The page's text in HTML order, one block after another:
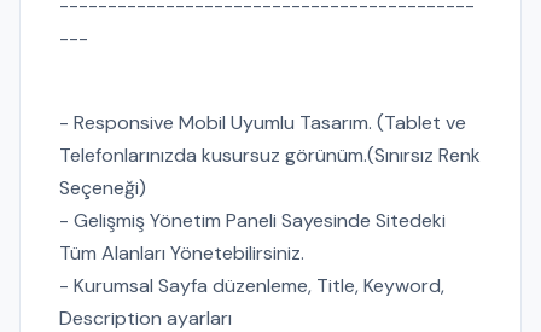
-------------------------------------------
---
- Responsive Mobil Uyumlu Tasarım. (Tablet ve
Telefonlarınızda kusursuz görünüm.(Sınırsız Renk
Seçeneği)
- Gelişmiş Yönetim Paneli Sayesinde Sitedeki
Tüm Alanları Yönetebilirsiniz.
- Kurumsal Sayfa düzenleme, Title, Keyword,
Description ayarları